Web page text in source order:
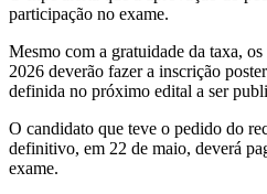
participação no exame.
Mesmo com a gratuidade da taxa,
2026 deverão fazer a inscrição
definida no próximo edital a ser
O candidato que teve o pedido do
definitivo, em 22 de maio, deverá
exame.